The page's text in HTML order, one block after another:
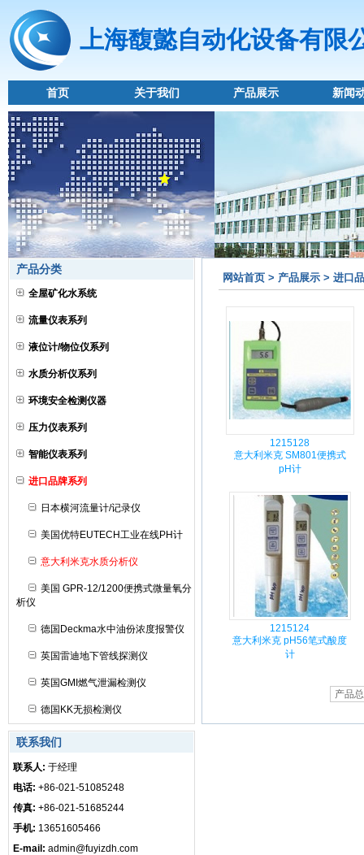
上海馥懿自动化设备有限
首页 关于我们 产品展示 新闻
产品分类
全屋矿化水系统
流量仪表系列
液位计/物位仪系列
水质分析仪系列
环境安全检测仪器
压力仪表系列
智能仪表系列
进口品牌系列
日本横河流量计/记录仪
美国优特EUTECH工业在线PH计
意大利米克水质分析仪
美国 GPR-12/1200便携式微量氧分
析仪
德国Deckma水中油份浓度报警仪
英国雷迪地下管线探测仪
英国GMI燃气泄漏检测仪
德国KK无损检测仪
联系我们
联系人: 于经理
电话: +86-021-51085248
传真: +86-021-51685244
手机: 13651605466
E-mail: admin@fuyizdh.com
网站首页 > 产品展示 > 进口
1215128
意大利米克 SM801便携式
pH计
1215124
意大利米克 pH56笔式酸度
计
产品